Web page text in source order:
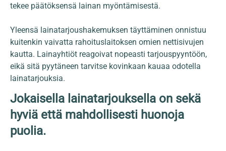
tekee päätöksensä lainan myöntämisestä.
Yleensä lainatarjoushakemuksen täyttäminen onnistuu
kuitenkin vaivatta rahoituslaitoksen omien nettisivujen
kautta. Lainayhtiöt reagoivat nopeasti tarjouspyyntöön,
eikä sitä pyytäneen tarvitse kovinkaan kauaa odotella
lainatarjouksia.
Jokaisella lainatarjouksella on sekä
hyviä että mahdollisesti huonoja
puolia.